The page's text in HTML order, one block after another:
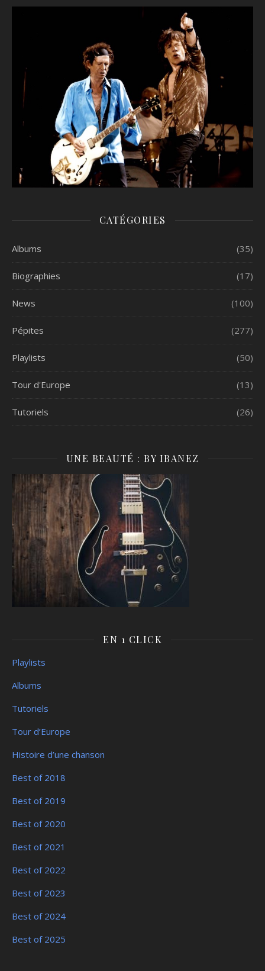
CATÉGORIES
Albums (35)
Biographies (17)
News (100)
Pépites (277)
Playlists (50)
Tour d'Europe (13)
Tutoriels (26)
UNE BEAUTÉ : BY IBANEZ
EN 1 CLICK
Playlists
Albums
Tutoriels
Tour d’Europe
Histoire d’une chanson
Best of 2018
Best of 2019
Best of 2020
Best of 2021
Best of 2022
Best of 2023
Best of 2024
Best of 2025